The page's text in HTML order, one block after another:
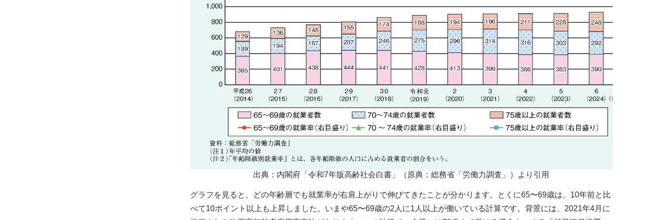
出典：内閣府「令和7年版高齢社会白書」（原典：総務省「労働力調査」）より引用
グラフを見ると、どの年齢層でも就業率が右肩上がりで伸びてきたことが分かります。とくに65〜69歳は、10年前と比
べて10ポイント以上も上昇しました。いまや65〜69歳の2人に1人以上が働いている計算です。背景には、2021年4月に